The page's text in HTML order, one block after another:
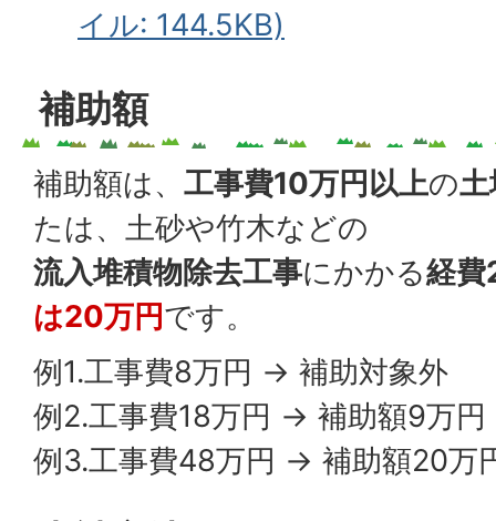
イル: 144.5KB)
補助額
補助額は、 工事費10万円以上の
たは、土砂や竹木などの
流入堆積物除去工事にかかる経費
は20万円です。
例1.工事費8万円 → 補助対象外
例2.工事費18万円 → 補助額9万円
例3.工事費48万円 → 補助額20万